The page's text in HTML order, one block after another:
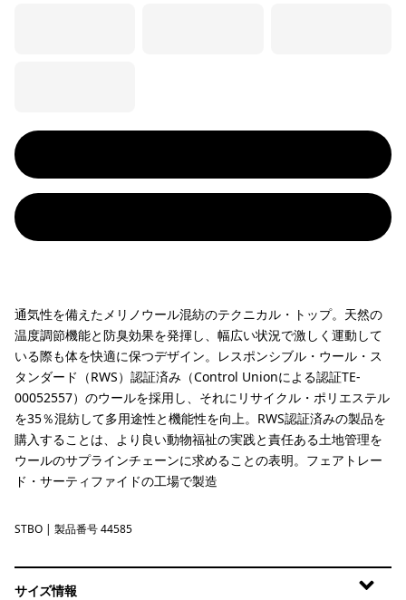
通気性を備えたメリノウール混紡のテクニカル・トップ。天然の
温度調節機能と防臭効果を発揮し、幅広い状況で激しく運動して
いる際も体を快適に保つデザイン。レスポンシブル・ウール・ス
タンダード（RWS）認証済み（Control Unionによる認証TE-
00052557）のウールを採用し、それにリサイクル・ポリエステル
を35％混紡して多用途性と機能性を向上。RWS認証済みの製品を
購入することは、より良い動物福祉の実践と責任ある土地管理を
ウールのサプラインチェーンに求めることの表明。フェアトレー
ド・サーティファイドの工場で製造
Strata Stripe: Bobcat Brown
STBO | 製品番号 44585
サイズ情報